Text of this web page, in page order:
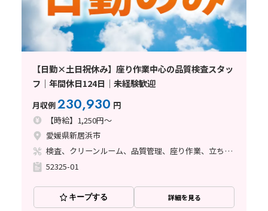
【日勤×土日祝休み】座り作業中心の品質検査スタッ
フ｜年間休日124日｜未経験歓迎
月収例230,930 円
【時給】1,250円～
愛媛県新居浜市
検査、クリーンルーム、品質管理、座り作業、立ち作業、その他
52325-01
キープする 詳細を見る